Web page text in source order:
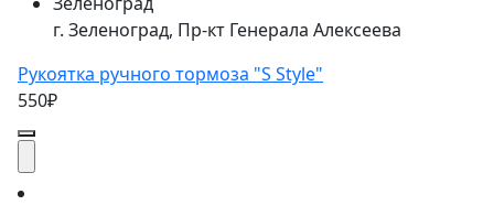
г. Зеленоград, Пр-кт Генерала Алексеева
Рукоятка ручного тормоза "S Style"
550₽